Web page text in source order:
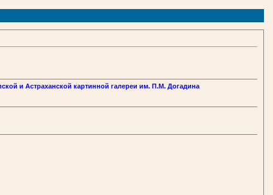
и Астраханской картинной галереи им. П.М. Догадина